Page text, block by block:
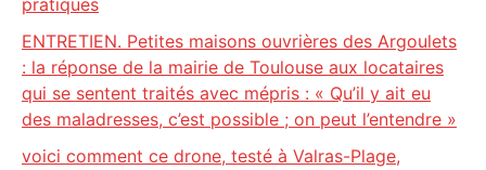
pratiques
ENTRETIEN. Petites maisons ouvrières des Argoulets
: la réponse de la mairie de Toulouse aux locataires
qui se sentent traités avec mépris : « Qu’il y ait eu
des maladresses, c’est possible ; on peut l’entendre »
voici comment ce drone, testé à Valras-Plage,